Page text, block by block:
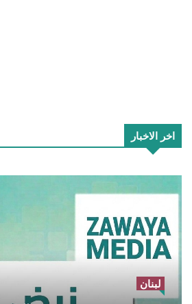
اخر الاخبار
لبنان